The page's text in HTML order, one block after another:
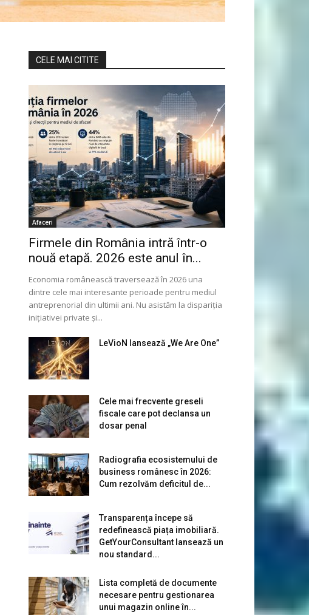
CELE MAI CITITE
Afaceri
Firmele din România intră într-o
nouă etapă. 2026 este anul în...
Economia românească traversează în 2026 una
dintre cele mai interesante perioade pentru mediul
antreprenorial din ultimii ani. Nu asistăm la dispariția
inițiativei private și...
LeVioN lansează „We Are One”
Cele mai frecvente greseli
fiscale care pot declansa un
dosar penal
Radiografia ecosistemului de
business românesc în 2026:
Cum rezolvăm deficitul de...
Transparența începe să
redefinească piața imobiliară.
GetYourConsultant lansează un
nou standard...
Lista completă de documente
necesare pentru gestionarea
unui magazin online în...